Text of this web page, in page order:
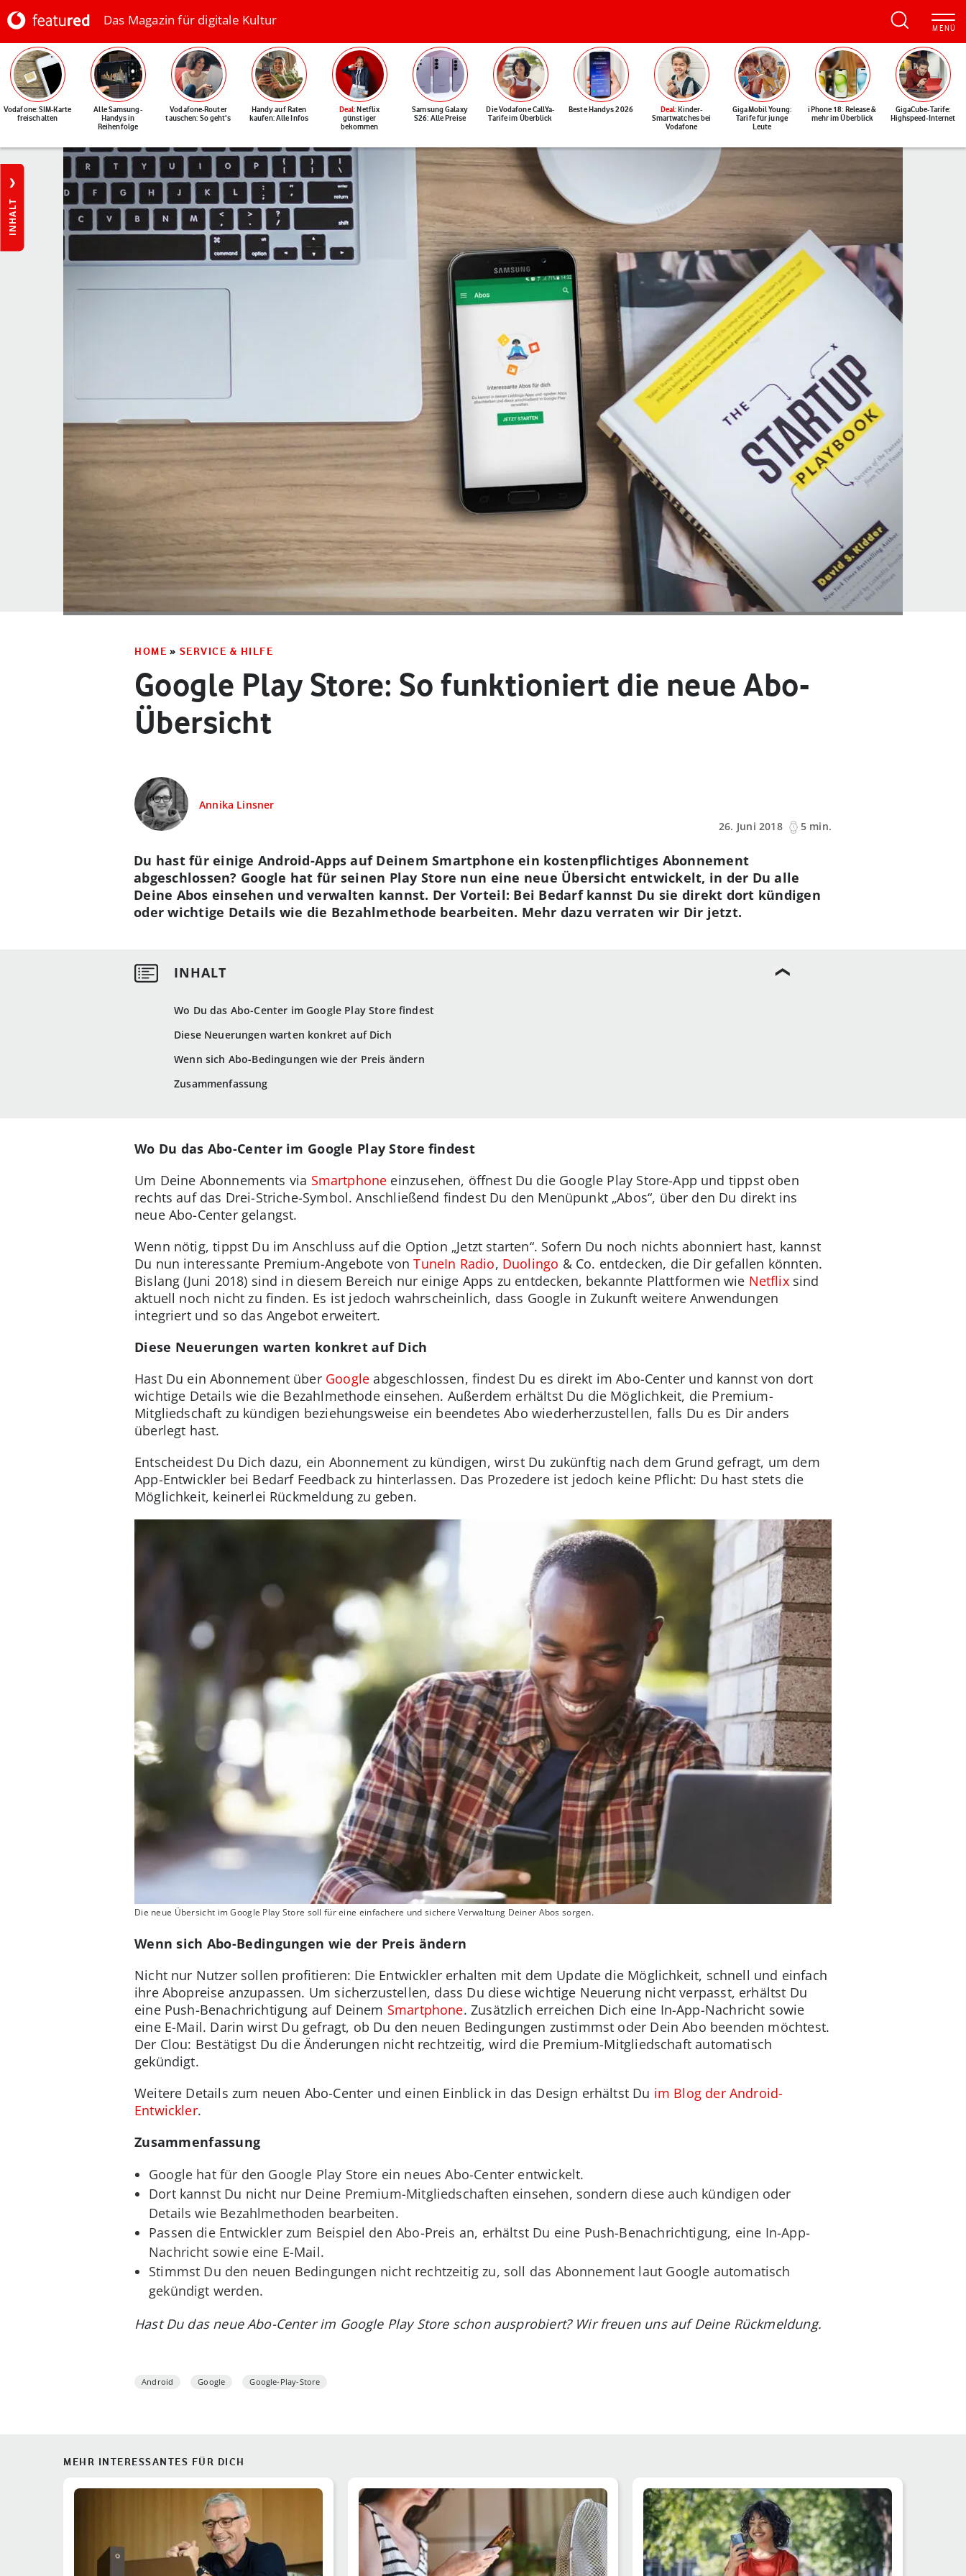
Das Magazin für digitale Kultur
Vodafone: SIM-Karte
freischalten
Alle Samsung-
Handys in
Reihenfolge
Vodafone-Router
tauschen: So geht's
Handy auf Raten
kaufen: Alle Infos
Deal: Netflix
günstiger
bekommen
Samsung Galaxy
S26: Alle Preise
Die Vodafone CallYa-
Tarife im Überblick
Beste Handys 2026 Deal: Kinder-
Smartwatches bei
Vodafone
GigaMobil Young:
Tarife für junge
Leute
iPhone 18: Release &
mehr im Überblick
GigaCube-Tarife:
Highspeed-Internet
INHALT
HOME » SERVICE & HILFE
Google Play Store: So funktioniert die neue Abo-
Übersicht
Annika Linsner
26. Juni 2018
5 min.
Wo Du das Abo-Center im Google Play Store findest
Diese Neuerungen warten konkret auf Dich
Wenn sich Abo-Bedingungen wie der Preis ändern
Zusammenfassung
Du hast für einige Android-Apps auf Deinem Smartphone ein kostenpflichtiges Abonnement
abgeschlossen? Google hat für seinen Play Store nun eine neue Übersicht entwickelt, in der Du alle
Deine Abos einsehen und verwalten kannst. Der Vorteil: Bei Bedarf kannst Du sie direkt dort kündigen
oder wichtige Details wie die Bezahlmethode bearbeiten. Mehr dazu verraten wir Dir jetzt.
Wo Du das Abo-Center im Google Play Store findest
Um Deine Abonnements via Smartphone einzusehen, öffnest Du die Google Play Store-App und tippst oben
rechts auf das Drei-Striche-Symbol. Anschließend findest Du den Menüpunkt „Abos“, über den Du direkt ins
neue Abo-Center gelangst.
Wenn nötig, tippst Du im Anschluss auf die Option „Jetzt starten“. Sofern Du noch nichts abonniert hast, kannst
Du nun interessante Premium-Angebote vonTuneIn Radio, Duolingo & Co. entdecken, die Dir gefallen könnten.
Bislang (Juni 2018) sind in diesem Bereich nur einige Apps zu entdecken, bekannte Plattformen wie Netflixsind
aktuell noch nicht zu finden. Es ist jedoch wahrscheinlich, dass Google in Zukunft weitere Anwendungen
integriert und so das Angebot erweitert.
Diese Neuerungen warten konkret auf Dich
Hast Du ein Abonnement über Google abgeschlossen, findest Du es direkt im Abo-Center und kannst von dort
wichtige Details wie die Bezahlmethode einsehen. Außerdem erhältst Du die Möglichkeit, die Premium-
Mitgliedschaft zu kündigen beziehungsweise ein beendetes Abo wiederherzustellen, falls Du es Dir anders
überlegt hast.
Entscheidest Du Dich dazu, ein Abonnement zu kündigen, wirst Du zukünftig nach dem Grund gefragt, um dem
App-Entwickler bei Bedarf Feedback zu hinterlassen. Das Prozedere ist jedoch keine Pflicht: Du hast stets die
Möglichkeit, keinerlei Rückmeldung zu geben.
Die neue Übersicht im Google Play Store soll für eine einfachere und sichere Verwaltung Deiner Abos sorgen.
Wenn sich Abo-Bedingungen wie der Preis ändern
Nicht nur Nutzer sollen profitieren: Die Entwickler erhalten mit dem Update die Möglichkeit, schnell und einfach
ihre Abopreise anzupassen. Um sicherzustellen, dass Du diese wichtige Neuerung nicht verpasst, erhältst Du
eine Push-Benachrichtigung auf Deinem Smartphone. Zusätzlich erreichen Dich eine In-App-Nachricht sowie
eine E-Mail. Darin wirst Du gefragt, ob Du den neuen Bedingungen zustimmst oder Dein Abo beenden möchtest.
Der Clou: Bestätigst Du die Änderungen nicht rechtzeitig, wird die Premium-Mitgliedschaft automatisch
gekündigt.
Weitere Details zum neuen Abo-Center und einen Einblick in das Design erhältst Du im Blog der Android-
Entwickler.
Zusammenfassung
Google hat für den Google Play Store ein neues Abo-Center entwickelt.
Dort kannst Du nicht nur Deine Premium-Mitgliedschaften einsehen, sondern diese auch kündigen oder
Details wie Bezahlmethoden bearbeiten.
Passen die Entwickler zum Beispiel den Abo-Preis an, erhältst Du eine Push-Benachrichtigung, eine In-App-
Nachricht sowie eine E-Mail.
Stimmst Du den neuen Bedingungen nicht rechtzeitig zu, soll das Abonnement laut Google automatisch
gekündigt werden.
Hast Du das neue Abo-Center im Google Play Store schon ausprobiert? Wir freuen uns auf Deine Rückmeldung.
Android Google Google-Play-Store
MEHR INTERESSANTES FÜR DICH